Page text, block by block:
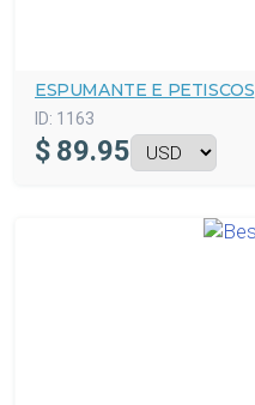
ESPUMANTE E PETISCOS
ID: 1163
$ 89.95